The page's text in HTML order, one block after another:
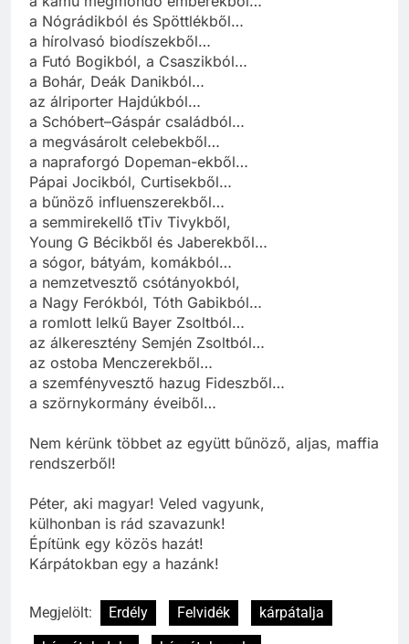
a Nógrádikból és Spöttlékből…
a hírolvasó biodíszekből…
a Futó Bogikból, a Csaszikból…
a Bohár, Deák Danikból…
az álriporter Hajdúkból…
a Schóbert–Gáspár családból…
a megvásárolt celebekből…
a napraforgó Dopeman-ekből…
Pápai Jocikból, Curtisekből…
a bűnöző influenszerekből…
a semmirekellő tTiv Tivykből,
Young G Bécikből és Jaberekből…
a sógor, bátyám, komákból…
a nemzetvesztő csótányokból,
a Nagy Ferókból, Tóth Gabikból…
a romlott lelkű Bayer Zsoltból…
az álkeresztény Semjén Zsoltból…
az ostoba Menczerekből…
a szemfényvesztő hazug Fideszből…
a szörnykormány éveiből…
Nem kérünk többet az együtt bűnöző, aljas, maffia
rendszerből!
Péter, aki magyar! Veled vagyunk,
külhonban is rád szavazunk!
Építünk egy közös hazát!
Kárpátokban egy a hazánk!
Megjelölt: Erdély Felvidék
kárpátalja